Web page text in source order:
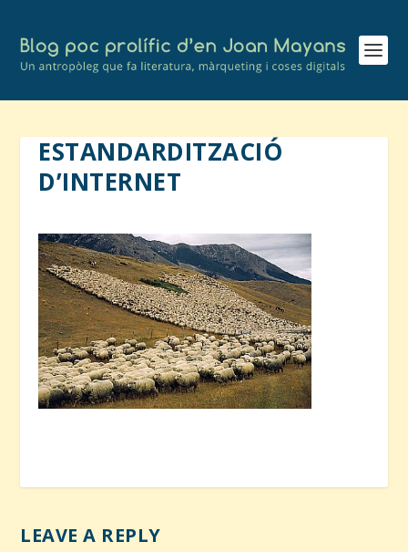
ESTANDARDITZACIÓ
D’INTERNET
LEAVE A REPLY